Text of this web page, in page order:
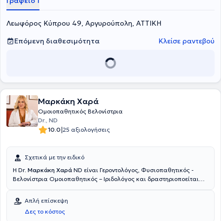
Λεωφόρος Κύπρου 49, Αργυρούπολη, ΑΤΤΙΚΗ
Επόμενη διαθεσιμότητα
Κλείσε ραντεβού
Μαρκάκη Χαρά
Ομοιοπαθητικός Βελονίστρια
Dr., ND
10.0|25 αξιολογήσεις
Σχετικά με την ειδικό
Η Dr. Μαρκάκη Χαρά ND είναι Γεροντολόγος, Φυσιοπαθητικός -
Βελονίστρια Ομοιοπαθητικός – Ιριδολόγος και δραστηριοποείται
University of America) με ειδίκευση στην Αντιγήρανση και την
εξισορρόπηση ορμονικών διαταραχών, Φυσιοπαθητική – Κυτταρική
Ιατρική (Adv. Professional Diploma – Neohippocrates School) και
Απλή επίσκεψη
Δες το κόστος